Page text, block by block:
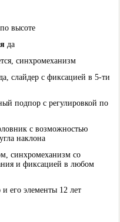
высоте
да
синхромеханизм
слайдер с фиксацией в 5-ти
подпор с регулировкой по
с возможностью
наклона
синхромеханизм со
и фиксацией в любом
и его элементы 12 лет